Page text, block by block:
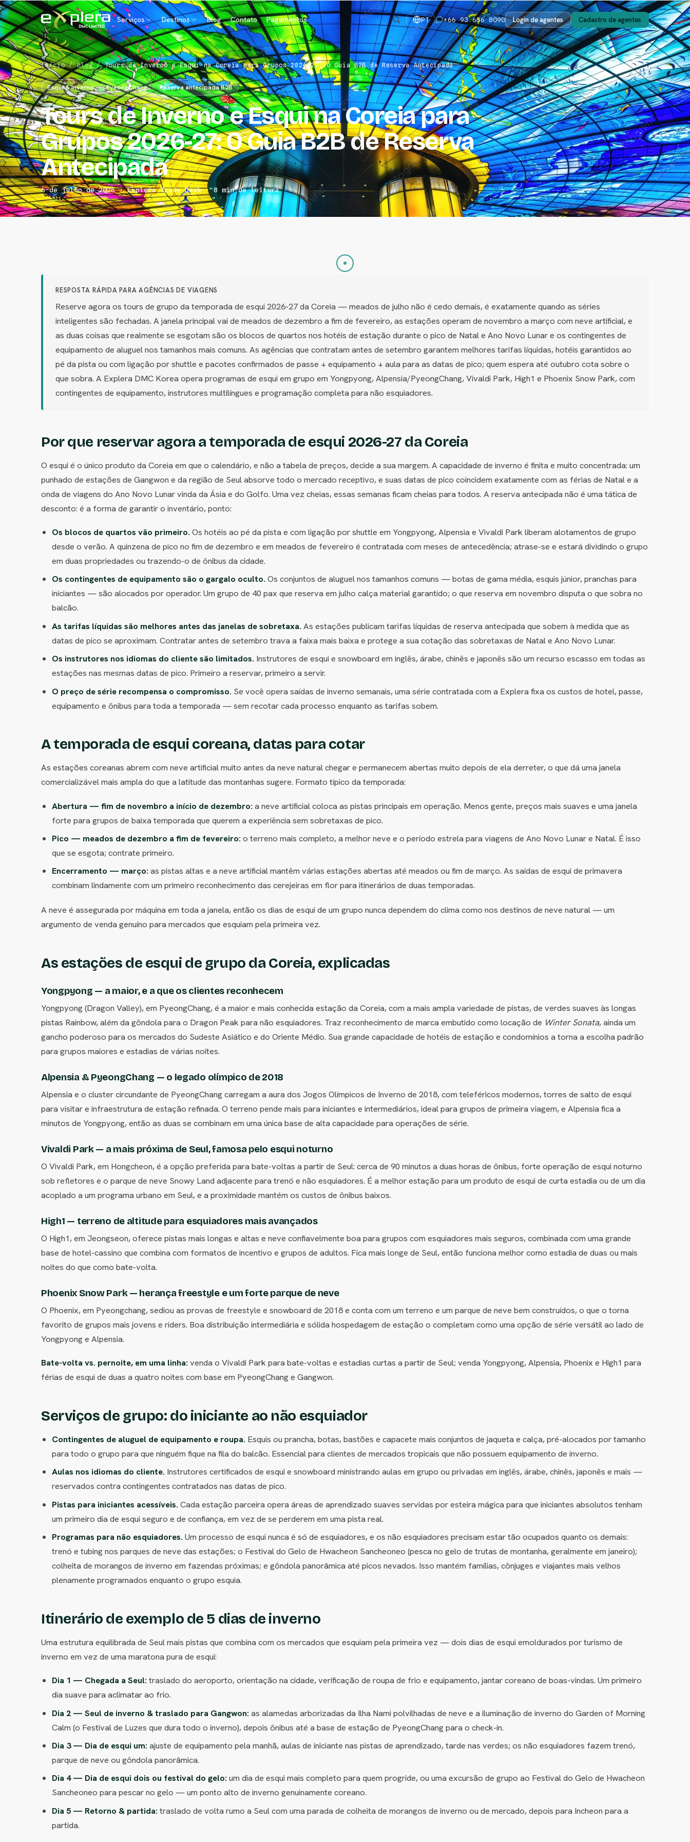
Serviços Destinos Blog Contato Pagamentos PT +66 93 656 8090 Login de agentes Cadastro de agentes
Início / Blog / Tours de Inverno e Esqui na Coreia para Grupos 2026-27: O Guia B2B de Reserva Antecipada
Esqui & inverno PyeongChang Reserva antecipada B2B
Tours de Inverno e Esqui na Coreia para
Grupos 2026-27: O Guia B2B de Reserva
Antecipada
6 de julho de 2026 · Explera Trade Desk · 8 min de leitura
RESPOSTA RÁPIDA PARA AGÊNCIAS DE VIAGENS
Reserve agora os tours de grupo da temporada de esqui 2026-27 da Coreia — meados de julho não é cedo demais, é exatamente quando as séries
inteligentes são fechadas. A janela principal vai de meados de dezembro a fim de fevereiro, as estações operam de novembro a março com neve artificial, e
as duas coisas que realmente se esgotam são os blocos de quartos nos hotéis de estação durante o pico de Natal e Ano Novo Lunar e os contingentes de
equipamento de aluguel nos tamanhos mais comuns. As agências que contratam antes de setembro garantem melhores tarifas líquidas, hotéis garantidos ao
pé da pista ou com ligação por shuttle e pacotes confirmados de passe + equipamento + aula para as datas de pico; quem espera até outubro cota sobre o
que sobra. A Explera DMC Korea opera programas de esqui em grupo em Yongpyong, Alpensia/PyeongChang, Vivaldi Park, High1 e Phoenix Snow Park, com
contingentes de equipamento, instrutores multilíngues e programação completa para não esquiadores.
Por que reservar agora a temporada de esqui 2026-27 da Coreia
O esqui é o único produto da Coreia em que o calendário, e não a tabela de preços, decide a sua margem. A capacidade de inverno é finita e muito concentrada: um
punhado de estações de Gangwon e da região de Seul absorve todo o mercado receptivo, e suas datas de pico coincidem exatamente com as férias de Natal e a
onda de viagens do Ano Novo Lunar vinda da Ásia e do Golfo. Uma vez cheias, essas semanas ficam cheias para todos. A reserva antecipada não é uma tática de
desconto: é a forma de garantir o inventário, ponto:
Os blocos de quartos vão primeiro. Os hotéis ao pé da pista e com ligação por shuttle em Yongpyong, Alpensia e Vivaldi Park liberam alotamentos de grupo
desde o verão. A quinzena de pico no fim de dezembro e em meados de fevereiro é contratada com meses de antecedência; atrase-se e estará dividindo o grupo
em duas propriedades ou trazendo-o de ônibus da cidade.
Os contingentes de equipamento são o gargalo oculto. Os conjuntos de aluguel nos tamanhos comuns — botas de gama média, esquis júnior, pranchas para
iniciantes — são alocados por operador. Um grupo de 40 pax que reserva em julho calça material garantido; o que reserva em novembro disputa o que sobra no
balcão.
As tarifas líquidas são melhores antes das janelas de sobretaxa. As estações publicam tarifas líquidas de reserva antecipada que sobem à medida que as
datas de pico se aproximam. Contratar antes de setembro trava a faixa mais baixa e protege a sua cotação das sobretaxas de Natal e Ano Novo Lunar.
Os instrutores nos idiomas do cliente são limitados. Instrutores de esqui e snowboard em inglês, árabe, chinês e japonês são um recurso escasso em todas as
estações nas mesmas datas de pico. Primeiro a reservar, primeiro a servir.
O preço de série recompensa o compromisso. Se você opera saídas de inverno semanais, uma série contratada com a Explera fixa os custos de hotel, passe,
equipamento e ônibus para toda a temporada — sem recotar cada processo enquanto as tarifas sobem.
A temporada de esqui coreana, datas para cotar
As estações coreanas abrem com neve artificial muito antes da neve natural chegar e permanecem abertas muito depois de ela derreter, o que dá uma janela
comercializável mais ampla do que a latitude das montanhas sugere. Formato típico da temporada:
Abertura — fim de novembro a início de dezembro: a neve artificial coloca as pistas principais em operação. Menos gente, preços mais suaves e uma janela
forte para grupos de baixa temporada que querem a experiência sem sobretaxas de pico.
Pico — meados de dezembro a fim de fevereiro: o terreno mais completo, a melhor neve e o período estrela para viagens de Ano Novo Lunar e Natal. É isso
que se esgota; contrate primeiro.
Encerramento — março: as pistas altas e a neve artificial mantêm várias estações abertas até meados ou fim de março. As saídas de esqui de primavera
combinam lindamente com um primeiro reconhecimento das cerejeiras em flor para itinerários de duas temporadas.
A neve é assegurada por máquina em toda a janela, então os dias de esqui de um grupo nunca dependem do clima como nos destinos de neve natural — um
argumento de venda genuíno para mercados que esquiam pela primeira vez.
As estações de esqui de grupo da Coreia, explicadas
Yongpyong — a maior, e a que os clientes reconhecem
Yongpyong (Dragon Valley), em PyeongChang, é a maior e mais conhecida estação da Coreia, com a mais ampla variedade de pistas, de verdes suaves às longas
pistas Rainbow, além da gôndola para o Dragon Peak para não esquiadores. Traz reconhecimento de marca embutido como locação de Winter Sonata, ainda um
gancho poderoso para os mercados do Sudeste Asiático e do Oriente Médio. Sua grande capacidade de hotéis de estação e condomínios a torna a escolha padrão
para grupos maiores e estadias de várias noites.
Alpensia & PyeongChang — o legado olímpico de 2018
Alpensia e o cluster circundante de PyeongChang carregam a aura dos Jogos Olímpicos de Inverno de 2018, com teleféricos modernos, torres de salto de esqui
para visitar e infraestrutura de estação refinada. O terreno pende mais para iniciantes e intermediários, ideal para grupos de primeira viagem, e Alpensia fica a
minutos de Yongpyong, então as duas se combinam em uma única base de alta capacidade para operações de série.
Vivaldi Park — a mais próxima de Seul, famosa pelo esqui noturno
O Vivaldi Park, em Hongcheon, é a opção preferida para bate-voltas a partir de Seul: cerca de 90 minutos a duas horas de ônibus, forte operação de esqui noturno
sob refletores e o parque de neve Snowy Land adjacente para trenó e não esquiadores. É a melhor estação para um produto de esqui de curta estadia ou de um dia
acoplado a um programa urbano em Seul, e a proximidade mantém os custos de ônibus baixos.
High1 — terreno de altitude para esquiadores mais avançados
O High1, em Jeongseon, oferece pistas mais longas e altas e neve confiavelmente boa para grupos com esquiadores mais seguros, combinada com uma grande
base de hotel-cassino que combina com formatos de incentivo e grupos de adultos. Fica mais longe de Seul, então funciona melhor como estadia de duas ou mais
noites do que como bate-volta.
Phoenix Snow Park — herança freestyle e um forte parque de neve
O Phoenix, em Pyeongchang, sediou as provas de freestyle e snowboard de 2018 e conta com um terreno e um parque de neve bem construídos, o que o torna
favorito de grupos mais jovens e riders. Boa distribuição intermediária e sólida hospedagem de estação o completam como uma opção de série versátil ao lado de
Yongpyong e Alpensia.
Bate-volta vs. pernoite, em uma linha: venda o Vivaldi Park para bate-voltas e estadias curtas a partir de Seul; venda Yongpyong, Alpensia, Phoenix e High1 para
férias de esqui de duas a quatro noites com base em PyeongChang e Gangwon.
Serviços de grupo: do iniciante ao não esquiador
Contingentes de aluguel de equipamento e roupa. Esquis ou prancha, botas, bastões e capacete mais conjuntos de jaqueta e calça, pré-alocados por tamanho
para todo o grupo para que ninguém fique na fila do balcão. Essencial para clientes de mercados tropicais que não possuem equipamento de inverno.
Aulas nos idiomas do cliente. Instrutores certificados de esqui e snowboard ministrando aulas em grupo ou privadas em inglês, árabe, chinês, japonês e mais —
reservados contra contingentes contratados nas datas de pico.
Pistas para iniciantes acessíveis. Cada estação parceira opera áreas de aprendizado suaves servidas por esteira mágica para que iniciantes absolutos tenham
um primeiro dia de esqui seguro e de confiança, em vez de se perderem em uma pista real.
Programas para não esquiadores. Um processo de esqui nunca é só de esquiadores, e os não esquiadores precisam estar tão ocupados quanto os demais:
trenó e tubing nos parques de neve das estações; o Festival do Gelo de Hwacheon Sancheoneo (pesca no gelo de trutas de montanha, geralmente em janeiro);
colheita de morangos de inverno em fazendas próximas; e gôndola panorâmica até picos nevados. Isso mantém famílias, cônjuges e viajantes mais velhos
plenamente programados enquanto o grupo esquia.
Itinerário de exemplo de 5 dias de inverno
Uma estrutura equilibrada de Seul mais pistas que combina com os mercados que esquiam pela primeira vez — dois dias de esqui emoldurados por turismo de
inverno em vez de uma maratona pura de esqui:
Dia 1 — Chegada a Seul: traslado do aeroporto, orientação na cidade, verificação de roupa de frio e equipamento, jantar coreano de boas-vindas. Um primeiro
dia suave para aclimatar ao frio.
Dia 2 — Seul de inverno & traslado para Gangwon: as alamedas arborizadas da Ilha Nami polvilhadas de neve e a iluminação de inverno do Garden of Morning
Calm (o Festival de Luzes que dura todo o inverno), depois ônibus até a base de estação de PyeongChang para o check-in.
Dia 3 — Dia de esqui um: ajuste de equipamento pela manhã, aulas de iniciante nas pistas de aprendizado, tarde nas verdes; os não esquiadores fazem trenó,
parque de neve ou gôndola panorâmica.
Dia 4 — Dia de esqui dois ou festival do gelo: um dia de esqui mais completo para quem progride, ou uma excursão de grupo ao Festival do Gelo de Hwacheon
Sancheoneo para pescar no gelo — um ponto alto de inverno genuinamente coreano.
Dia 5 — Retorno & partida: traslado de volta rumo a Seul com uma parada de colheita de morangos de inverno ou de mercado, depois para Incheon para a
partida.